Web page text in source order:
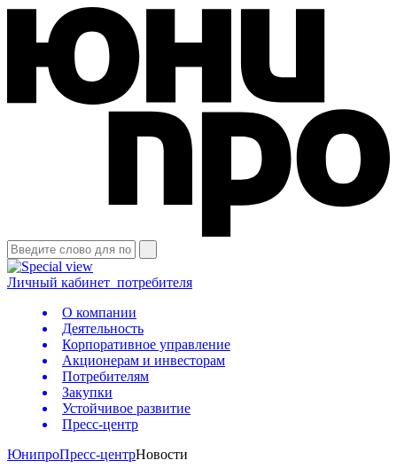
Личный кабинет потребителя
О компании
Деятельность
Корпоративное управление
Акционерам и инвесторам
Потребителям
Закупки
Устойчивое развитие
Пресс-центр
ЮнипроПресс-центрНовости